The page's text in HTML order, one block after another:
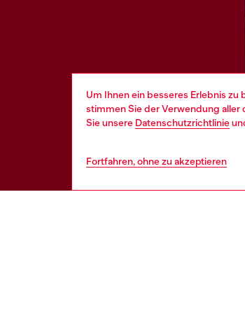
Um Ihnen ein besseres Erlebnis
stimmen Sie der Verwendung aller
Sie unsere Datenschutzrichtlinie
Fortfahren, ohne zu akzeptieren